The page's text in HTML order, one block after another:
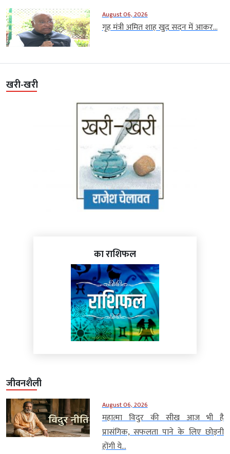
August 06, 2026
गृह मंत्री अमित शाह खुद सदन में आकर...
खरी-खरी
का राशिफल
जीवनशैली
August 06, 2026
महात्मा विदुर की सीख आज भी है
प्रासंगिक, सफलता पाने के लिए छोड़नी
होंगी ये...